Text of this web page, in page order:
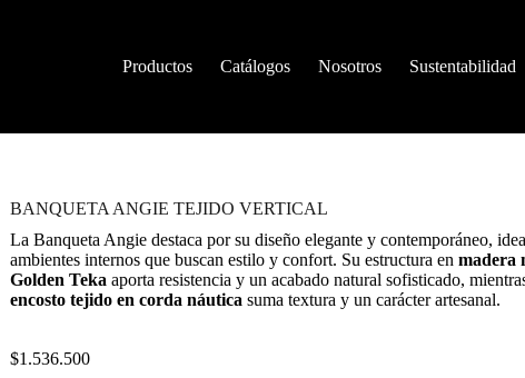
Productos
Catálogos Nosotros Sustentabilidad
BANQUETA ANGIE TEJIDO VERTICAL
La Banqueta Angie destaca por su diseño elegante y contemporáneo,
ambientes internos que buscan estilo y confort. Su estructura en madera
Golden Teka aporta resistencia y un acabado natural sofisticado,
encosto tejido en corda náutica suma textura y un carácter artesanal.
$1.536.500